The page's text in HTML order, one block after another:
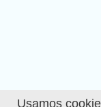
Usamos